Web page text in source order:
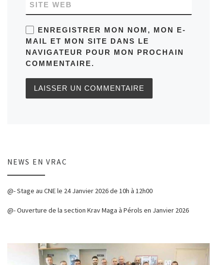
SITE WEB
ENREGISTRER MON NOM, MON E-
MAIL ET MON SITE DANS LE
NAVIGATEUR POUR MON PROCHAIN
COMMENTAIRE.
NEWS EN VRAC
@- Stage au CNE le 24 Janvier 2026 de 10h à 12h00
@- Ouverture de la section Krav Maga à Pérols en Janvier 2026